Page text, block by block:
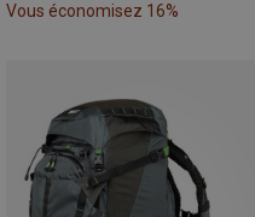
Vous économisez 16%